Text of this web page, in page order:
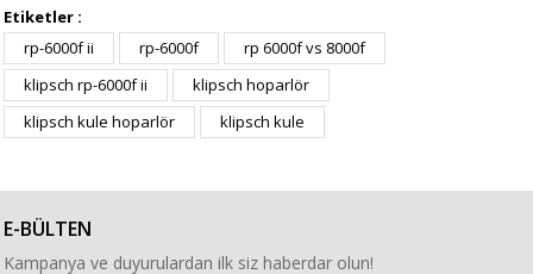
Etiketler :
rp-6000f ii
rp-6000f
rp 6000f vs 8000f
klipsch rp-6000f ii
klipsch hoparlör
klipsch kule hoparlör
klipsch kule
E-BÜLTEN
Kampanya ve duyurulardan ilk siz haberdar olun!